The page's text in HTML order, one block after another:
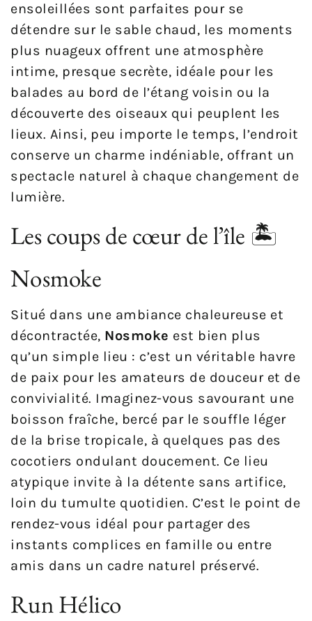
ensoleillées sont parfaites pour se
détendre sur le sable chaud, les moments
plus nuageux offrent une atmosphère
intime, presque secrète, idéale pour les
balades au bord de l’étang voisin ou la
découverte des oiseaux qui peuplent les
lieux. Ainsi, peu importe le temps, l’endroit
conserve un charme indéniable, offrant un
spectacle naturel à chaque changement de
lumière.
Les coups de cœur de l’île 🏝️
Nosmoke
Situé dans une ambiance chaleureuse et
décontractée, Nosmoke est bien plus
qu’un simple lieu : c’est un véritable havre
de paix pour les amateurs de douceur et de
convivialité. Imaginez-vous savourant une
boisson fraîche, bercé par le souffle léger
de la brise tropicale, à quelques pas des
cocotiers ondulant doucement. Ce lieu
atypique invite à la détente sans artifice,
loin du tumulte quotidien. C’est le point de
rendez-vous idéal pour partager des
instants complices en famille ou entre
amis dans un cadre naturel préservé.
Run Hélico